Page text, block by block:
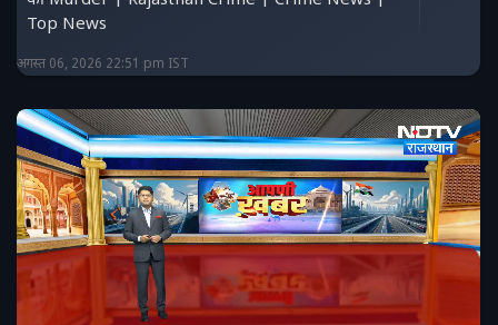
Top News
अगस्त 06, 2026 22:51 pm IST